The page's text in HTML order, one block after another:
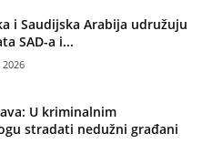
i Saudijska Arabija udružuju
SAD-a i...
U kriminalnim
stradati nedužni građani